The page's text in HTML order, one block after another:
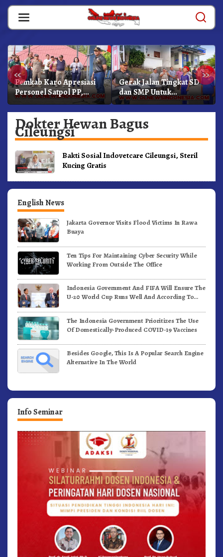
Skip
content
« »
Pemkab Karo Apresiasi
Personel Satpol PP,
Linmas, Dan Pemadam
Kebakaran
Gerak Jalan Tingkat SD
dan SMP Untuk
Meriahkan HUT RI Ke-81
Dibuka Sekda Karo
Dokter Hewan Bagus
Cileungsi
Bakti Sosial Indovetcare Cileungsi, Steril
Kucing Gratis
English News
Jakarta Governor Visits Flood Victims In Rawa
Buaya
Ten Tips For Maintaining Cyber Security While
Working From Outside The Office
Indonesia Government And FIFA Will Ensure The
U-20 World Cup Runs Well And According To
The Indonesia Government Prioritizes The Use
Of Domestically-Produced COVID-19 Vaccines
Besides Google, This Is A Popular Search Engine
Alternative In The World
Info Seminar